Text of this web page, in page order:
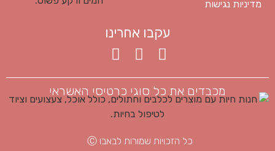
מדיניות נגישות
עקבו אחרינו
מכבדים את כל סוגי כרטיסי האשראי
כל הזכויות שמורות לבאבו Ⓒ